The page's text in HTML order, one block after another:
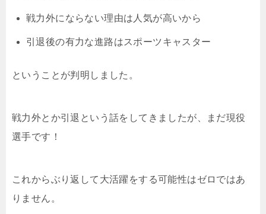
戦力外にならない理由は人気が高いから
引退後の有力な進路はスポーツキャスター
ということが判明しました。
戦力外とか引退という話をしてきましたが、まだ現役
選手です！
これからぶり返して大活躍をする可能性はゼロではあ
りません。